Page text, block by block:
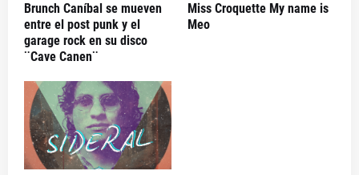
Brunch Caníbal se mueven
entre el post punk y el
garage rock en su disco
¨Cave Canen¨
Miss Croquette My name is
Meo